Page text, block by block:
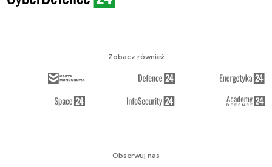
Obserwuj nas
Zobacz również